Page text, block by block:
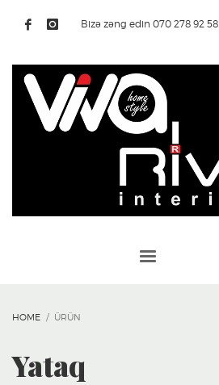
Bizə zəng edin 070 278 92 58
HOME ÜRÜN
Yataq